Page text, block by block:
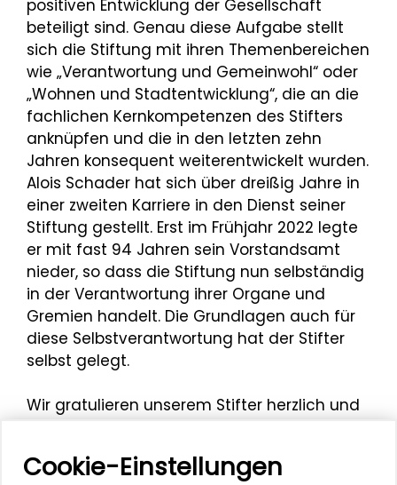
positiven Entwicklung der Gesellschaft
beteiligt sind. Genau diese Aufgabe stellt
sich die Stiftung mit ihren Themenbereichen
wie „Verantwortung und Gemeinwohl“ oder
„Wohnen und Stadtentwicklung“, die an die
fachlichen Kernkompetenzen des Stifters
anknüpfen und die in den letzten zehn
Jahren konsequent weiterentwickelt wurden.
Alois Schader hat sich über dreißig Jahre in
einer zweiten Karriere in den Dienst seiner
Stiftung gestellt. Erst im Frühjahr 2022 legte
er mit fast 94 Jahren sein Vorstandsamt
nieder, so dass die Stiftung nun selbständig
in der Verantwortung ihrer Organe und
Gremien handelt. Die Grundlagen auch für
diese Selbstverantwortung hat der Stifter
selbst gelegt.
Wir gratulieren unserem Stifter herzlich und
ausstrahlt.
Cookie-Einstellungen